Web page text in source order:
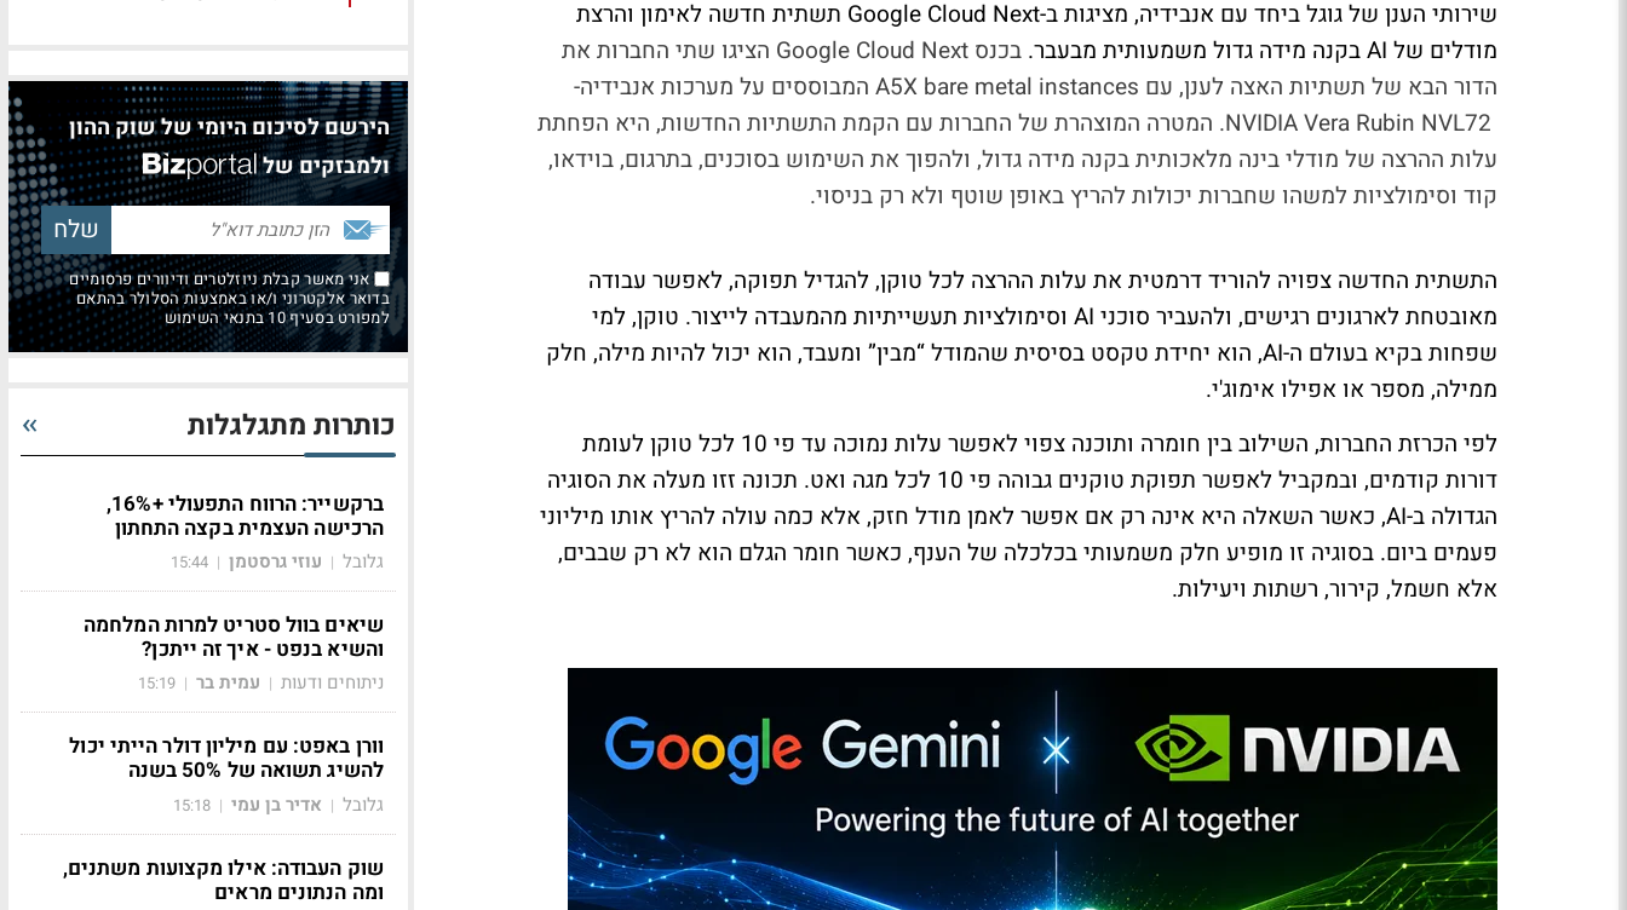
שירותי הענן של גוגל ביחד עם אנבידיה, מציגות ב-Google Cloud Next תשתית חדשה לאימון והרצת
מודלים של AIבקנה מידה גדול משמעותית מבעבר. בכנס Google Cloud Next הציגו שתי החברות את
הדור הבא של תשתיות האצה לענן, עם A5X bare metal instances המבוססים על מערכות אנבידיה-
NVIDIA Vera Rubin NVL72. המטרה המוצהרת של החברות עם הקמת התשתיות החדשות, היא הפחתת
עלות ההרצה של מודלי בינה מלאכותית בקנה מידה גדול, ולהפוך את השימוש בסוכנים, בתרגום, בוידאו,
קוד וסימולציות למשהו שחברות יכולות להריץ באופן שוטף ולא רק בניסוי.
התשתית החדשה צפויה להוריד דרמטית את עלות ההרצה לכל טוקן, להגדיל תפוקה, לאפשר עבודה
מאובטחת לארגונים רגישים, ולהעביר סוכני AI וסימולציות תעשייתיות מהמעבדה לייצור. טוקן, למי
שפחות בקיא בעולם ה-AI, הוא יחידת טקסט בסיסית שהמודל “מבין” ומעבד, הוא יכול להיות מילה, חלק
ממילה, מספר או אפילו אימוג'י.
לפי הכרזת החברות, השילוב בין חומרה ותוכנה צפוי לאפשר עלות נמוכה עד פי 10 לכל טוקן לעומת
דורות קודמים, ובמקביל לאפשר תפוקת טוקנים גבוהה פי 10 לכל מגה ואט. תכונה זזו מעלה את הסוגיה
הגדולה ב-AI, כאשר השאלה היא אינה רק אם אפשר לאמן מודל חזק, אלא כמה עולה להריץ אותו מיליוני
פעמים ביום. בסוגיה זו מופיע חלק משמעותי בכלכלה של הענף, כאשר חומר הגלם הוא לא רק שבבים,
אלא חשמל, קירור, רשתות ויעילות.
הירשם לסיכום היומי של שוק ההון
ולמבזקים של
אני מאשר קבלת ניוזלטרים ודיוורים פרסומיים
בדואר אלקטרוני ו/או באמצעות הסלולר בהתאם
למפורט בסעיף 10 בתנאי השימוש
כותרות מתגלגלות
ברקשייר: הרווח התפעולי +16%,
הרכישה העצמית בקצה התחתון
גלובל | עוזי גרסטמן |
15:44
שיאים בוול סטריט למרות המלחמה
והשיא בנפט - איך זה ייתכן?
ניתוחים ודעות | עמית בר |
15:19
וורן באפט: עם מיליון דולר הייתי יכול
להשיג תשואה של 50% בשנה
גלובל | אדיר בן עמי |
15:18
שוק העבודה: אילו מקצועות משתנים,
ומה הנתונים מראים